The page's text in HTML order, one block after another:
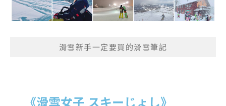
滑雪新手一定要買的滑雪筆記